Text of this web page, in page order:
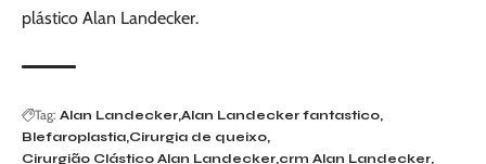
plástico Alan Landecker.
Tag: Alan Landecker Alan Landecker fantastico
Blefaroplastia Cirurgia de queixo
Cirurgião Clástico Alan Landecker crm Alan Landecker